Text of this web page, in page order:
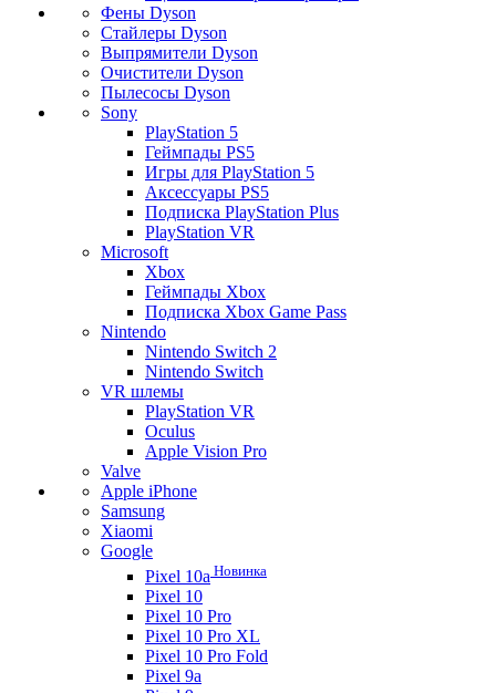
Фены Dyson
Стайлеры Dyson
Выпрямители Dyson
Очистители Dyson
Пылесосы Dyson
Sony
PlayStation 5
Геймпады PS5
Игры для PlayStation 5
Аксессуары PS5
Подписка PlayStation Plus
PlayStation VR
Microsoft
Xbox
Геймпады Xbox
Подписка Xbox Game Pass
Nintendo
Nintendo Switch 2
Nintendo Switch
VR шлемы
PlayStation VR
Oculus
Apple Vision Pro
Valve
Apple iPhone
Samsung
Xiaomi
Google
Pixel 10a Новинка
Pixel 10
Pixel 10 Pro
Pixel 10 Pro XL
Pixel 10 Pro Fold
Pixel 9a